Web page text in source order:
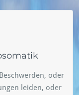
oder
leiden, oder